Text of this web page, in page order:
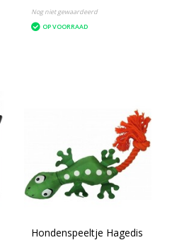
Nog niet gewaardeerd
OP VOORRAAD
Hondenspeeltje Hagedis